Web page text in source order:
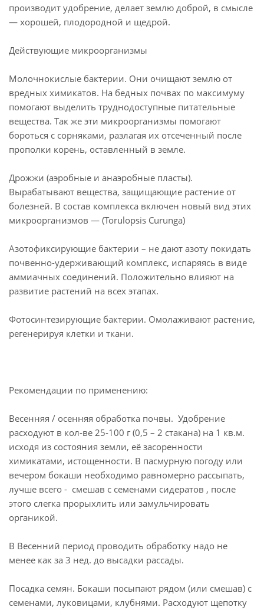
производит удобрение, делает землю доброй, в смысле
— хорошей, плодородной и щедрой.
Действующие микроорганизмы
Молочнокислые бактерии. Они очищают землю от
вредных химикатов. На бедных почвах по максимуму
помогают выделить труднодоступные питательные
вещества. Так же эти микроорганизмы помогают
бороться с сорняками, разлагая их отсеченный после
прополки корень, оставленный в земле.
Дрожжи (аэробные и анаэробные пласты).
Вырабатывают вещества, защищающие растение от
болезней. В состав комплекса включен новый вид этих
микроорганизмов — (Torulopsis Curunga)
Азотофиксирующие бактерии – не дают азоту покидать
почвенно-удерживающий комплекс, испаряясь в виде
аммиачных соединений. Положительно влияют на
развитие растений на всех этапах.
Фотосинтезирующие бактерии. Омолаживают растение,
регенерируя клетки и ткани.
Рекомендации по применению:
Весенняя / осенняя обработка почвы. Удобрение
расходуют в кол-ве 25-100 г (0,5 – 2 стакана) на 1 кв.м.
исходя из состояния земли, её засоренности
химикатами, истощенности. В пасмурную погоду или
вечером бокаши необходимо равномерно рассыпать,
лучше всего - смешав с семенами сидератов , после
этого слегка прорыхлить или замульчировать
органикой.
В Весенний период проводить обработку надо не
менее как за 3 нед. до высадки рассады.
Посадка семян. Бокаши посыпают рядом (или смешав) с
семенами, луковицами, клубнями. Расходуют щепотку